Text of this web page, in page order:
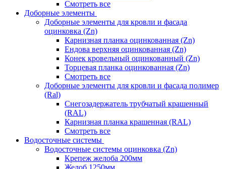
Смотреть все
Доборные элементы
Доборные элементы для кровли и фасада
оцинковка (Zn)
Карнизная планка оцинкованная (Zn)
Ендова верхняя оцинкованная (Zn)
Конек кровельный оцинкованный (Zn)
Торцевая планка оцинкованная (Zn)
Смотреть все
Доборные элементы для кровли и фасада полимер
(Ral)
Снегозадержатель трубчатый крашенный
(RAL)
Карнизная планка крашенная (RAL)
Смотреть все
Водосточные системы
Водосточные системы оцинковка (Zn)
Крепеж желоба 200мм
Желоб 1250мм